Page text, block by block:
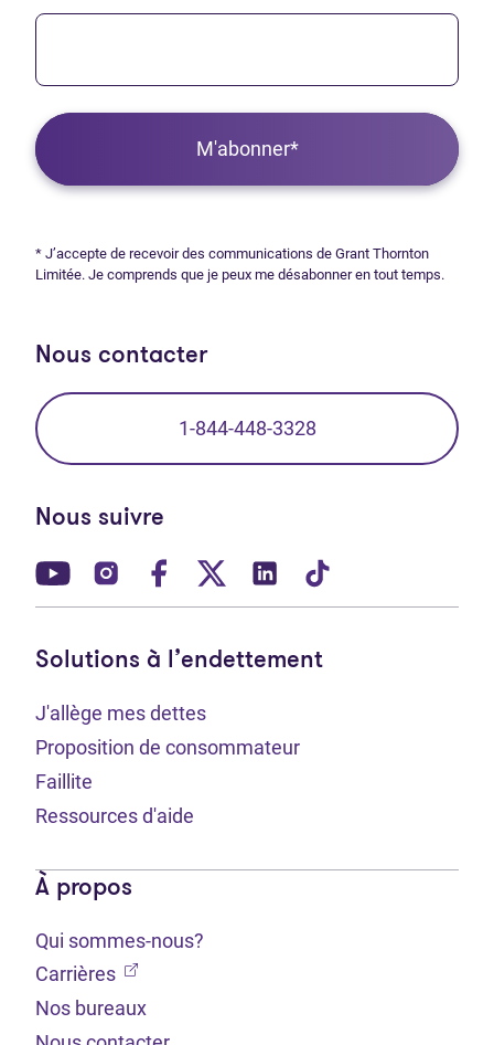
M'abonner*
* J’accepte de recevoir des communications de Grant Thornton
Limitée. Je comprends que je peux me désabonner en tout temps.
Nous contacter
1-844-448-3328
Nous suivre
(Ouvre dans un nouvel onglet)
(Ouvre dans un nouvel onglet)
(Ouvre dans un nouvel onglet)
(Ouvre dans un nouvel
(Ouvre dans un
Solutions à l’endettement
J'allège mes dettes
Proposition de consommateur
Faillite
Ressources d'aide
À propos
Qui sommes-nous?
Carrières (Ouvre dans un nouvel onglet)
Nos bureaux